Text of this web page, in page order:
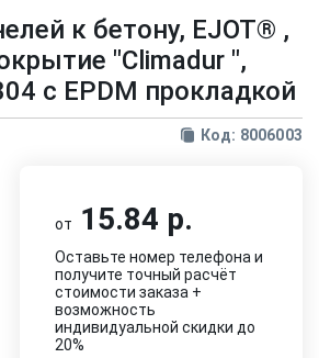
к бетону, EJOT® ,
"Сlimadur ",
с EPDM прокладкой
Код: 8006003
от 15.84 р.
Оставьте номер телефона и
получите точный расчёт
стоимости заказа +
возможность
индивидуальной скидки до
20%